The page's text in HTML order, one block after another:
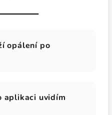
opálení po
aplikaci uvidím